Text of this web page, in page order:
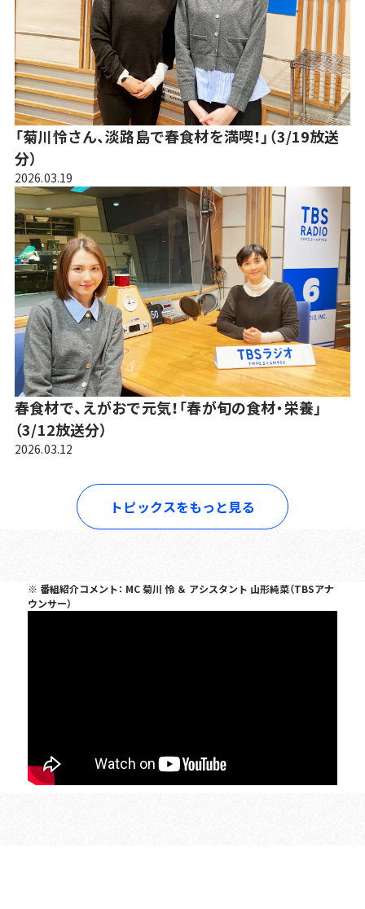
「菊川怜さん、淡路島で春食材を満喫！」（3/19放送
分）
2026.03.19
春食材で、えがおで元気！「春が旬の食材・栄養」
（3/12放送分）
2026.03.12
トピックスをもっと見る
※ 番組紹介コメント： MC 菊川 怜 ＆ アシスタント 山形純菜（TBSアナ
ウンサー）